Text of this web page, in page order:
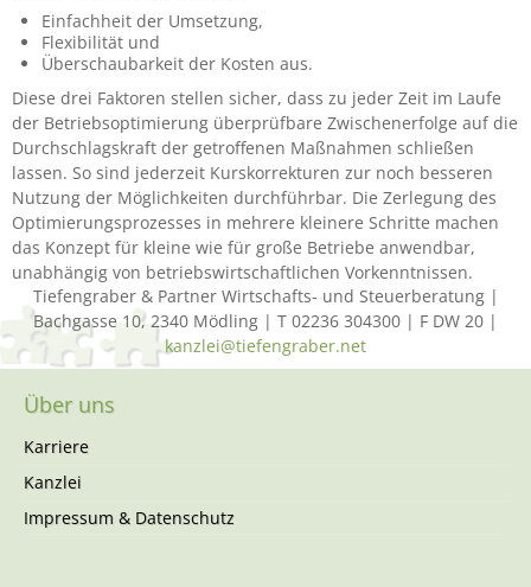
Einfachheit der Umsetzung,
Flexibilität und
Überschaubarkeit der Kosten aus.
Diese drei Faktoren stellen sicher, dass zu jeder Zeit im Laufe
der Betriebsoptimierung überprüfbare Zwischenerfolge auf die
Durchschlagskraft der getroffenen Maßnahmen schließen
lassen. So sind jederzeit Kurskorrekturen zur noch besseren
Nutzung der Möglichkeiten durchführbar. Die Zerlegung des
Optimierungsprozesses in mehrere kleinere Schritte machen
das Konzept für kleine wie für große Betriebe anwendbar,
unabhängig von betriebswirtschaftlichen Vorkenntnissen.
Tiefengraber & Partner Wirtschafts- und Steuerberatung |
Bachgasse 10, 2340 Mödling | T 02236 304300 | F DW 20 |
kanzlei@tiefengraber.net
Über uns
Karriere
Kanzlei
Impressum & Datenschutz